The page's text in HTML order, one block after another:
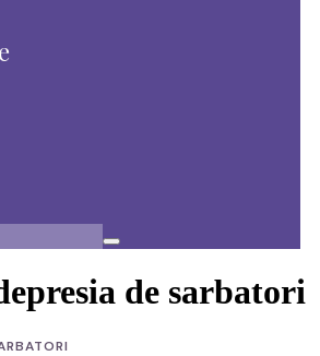
de sarbatori